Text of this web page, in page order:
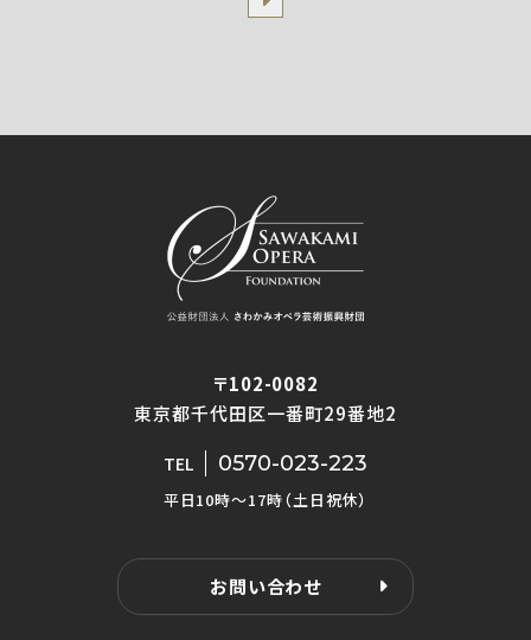
〒102-0082
東京都千代田区一番町29番地2
TEL 0570-023-223
平日10時〜17時（土日祝休）
お問い合わせ